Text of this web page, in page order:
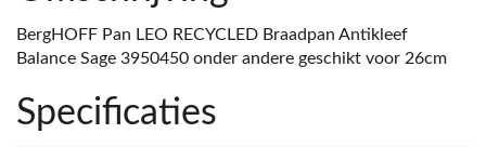
BergHOFF Pan LEO RECYCLED Braadpan Antikleef
Balance Sage 3950450 onder andere geschikt voor 26cm
Specificaties